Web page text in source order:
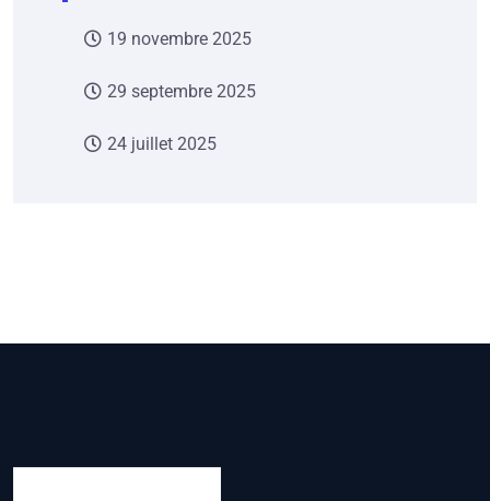
19 novembre 2025
29 septembre 2025
24 juillet 2025